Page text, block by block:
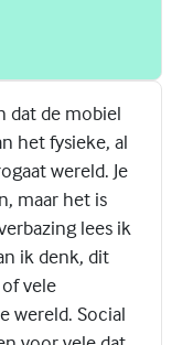
dat de mobiel
het fysieke, al
wereld. Je
maar het is
lees ik
ik denk, dit
vele
wereld. Social